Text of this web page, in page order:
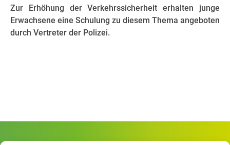
Zur Erhöhung der Verkehrssicherheit erhalten junge
Erwachsene eine Schulung zu diesem Thema angeboten
durch Vertreter der Polizei.